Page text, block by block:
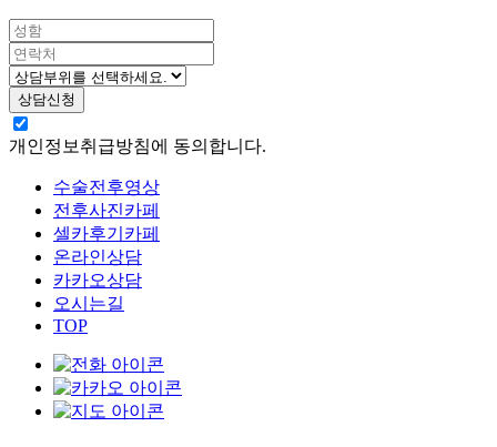
개인정보취급방침에 동의합니다.
수술전후영상
전후사진카페
셀카후기카페
온라인상담
카카오상담
오시는길
TOP